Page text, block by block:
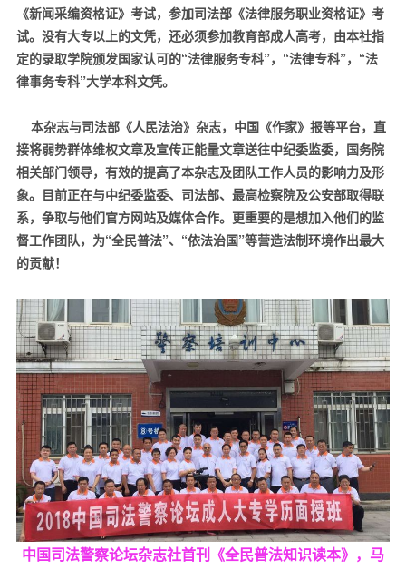
《新闻采编资格证》考试，参加司法部《法律服务职业资格证》考
试。没有大专以上的文凭，还必须参加教育部成人高考，由本社指
定的录取学院颁发国家认可的“法律服务专科”， “法律专科”， “法
律事务专科”大学本科文凭。
本杂志与司法部《人民法治》杂志，中国《作家》报等平台，直
接将弱势群体维权文章及宣传正能量文章送往中纪委监委，国务院
相关部门领导，有效的提高了本杂志及团队工作人员的影响力及形
象。目前正在与中纪委监委、司法部、最高检察院及公安部取得联
系，争取与他们官方网站及媒体合作。更重要的是想加入他们的监
督工作团队，为“全民普法”、 “依法治国”等营造法制环境作出最大
的贡献！
中国司法警察论坛杂志社首刊《全民普法知识读本》，马